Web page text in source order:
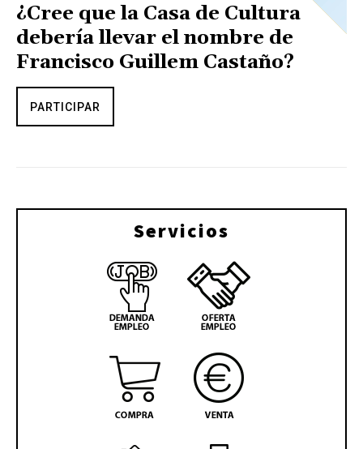
¿Cree que la Casa de Cultura
debería llevar el nombre de
Francisco Guillem Castaño?
PARTICIPAR
Servicios